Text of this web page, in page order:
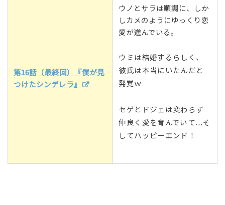
第16話（最終回）『僕が見
つけたシンデレラ』
ウノとサラは順調に、しか
しカメのようにゆっくり恋
愛が進んでいる。
ウミは結婚するらしく、
彼氏は本当にいたんだと
発覚ｗ
セゲとドジェは変わらず
仲良く愛を育んでいて…そ
してハッピーエンド！